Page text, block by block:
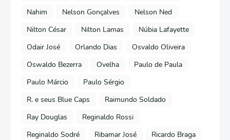
Nahim
Nelson Gonçalves
Nelson Ned
Nilton César
Nilton Lamas
Núbia Lafayette
Odair José
Orlando Dias
Osvaldo Oliveira
Oswaldo Bezerra
Ovelha
Paulo de Paula
Paulo Márcio
Paulo Sérgio
R. e seus Blue Caps
Raimundo Soldado
Ray Douglas
Reginaldo Rossi
Reginaldo Sodré
Ribamar José
Ricardo Braga